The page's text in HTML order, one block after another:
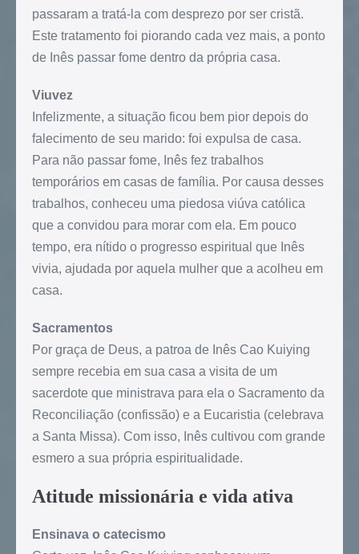
passaram a tratá-la com desprezo por ser cristã.
Este tratamento foi piorando cada vez mais, a ponto
de Inês passar fome dentro da própria casa.
Viuvez
Infelizmente, a situação ficou bem pior depois do
falecimento de seu marido: foi expulsa de casa.
Para não passar fome, Inês fez trabalhos
temporários em casas de família. Por causa desses
trabalhos, conheceu uma piedosa viúva católica
que a convidou para morar com ela. Em pouco
tempo, era nítido o progresso espiritual que Inês
vivia, ajudada por aquela mulher que a acolheu em
casa.
Sacramentos
Por graça de Deus, a patroa de Inês Cao Kuiying
sempre recebia em sua casa a visita de um
sacerdote que ministrava para ela o Sacramento da
Reconciliação (confissão) e a Eucaristia (celebrava
a Santa Missa). Com isso, Inês cultivou com grande
esmero a sua própria espiritualidade.
Atitude missionária e vida ativa
Ensinava o catecismo